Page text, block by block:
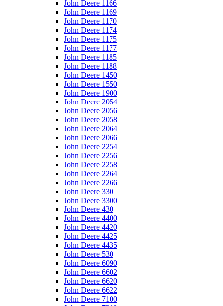
John Deere 1166
John Deere 1169
John Deere 1170
John Deere 1174
John Deere 1175
John Deere 1177
John Deere 1185
John Deere 1188
John Deere 1450
John Deere 1550
John Deere 1900
John Deere 2054
John Deere 2056
John Deere 2058
John Deere 2064
John Deere 2066
John Deere 2254
John Deere 2256
John Deere 2258
John Deere 2264
John Deere 2266
John Deere 330
John Deere 3300
John Deere 430
John Deere 4400
John Deere 4420
John Deere 4425
John Deere 4435
John Deere 530
John Deere 6090
John Deere 6602
John Deere 6620
John Deere 6622
John Deere 7100